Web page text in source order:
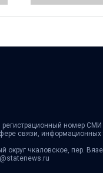
регистрационный номер
связи,
округ чкаловское, пер.